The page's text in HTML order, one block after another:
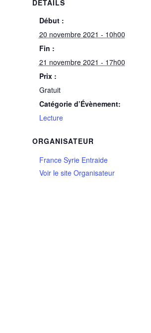
DÉTAILS
Début :
20 novembre 2021 - 10h00
Fin :
21 novembre 2021 - 17h00
Prix :
Gratuit
Catégorie d’Évènement:
Lecture
ORGANISATEUR
France Syrie Entraide
Voir le site Organisateur